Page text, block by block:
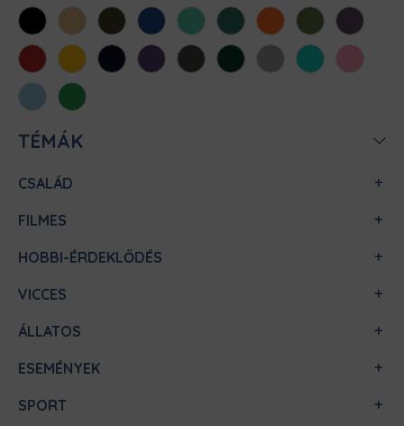
FeketeHomokKhaki KirálykékMentaMéregzöld
NarancsOliva Padlizsán
Piros SárgaSötétkékSötétlilaSötétszürke
SötétzöldSportszürke
Türkiz
Világos
rózsaszín
Világoskék
Zöld
TÉMÁK
CSALÁD
FILMES
HOBBI-ÉRDEKLŐDÉS
VICCES
ÁLLATOS
ESEMÉNYEK
SPORT